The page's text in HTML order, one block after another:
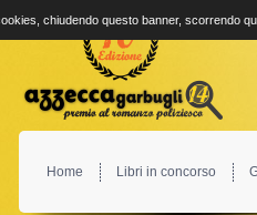
Home Libri in concorso
chiudendo questo banner, scorrendo